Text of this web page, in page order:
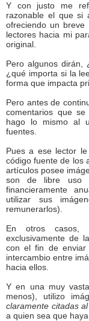
Y con justo me
razonable el que si
ofreciendo un
lectores hacia mi
original.
Pero algunos dirán,
¿qué importa si la
forma que impacta
Pero antes de
comentarios que
hago lo mismo al
fuentes.
Pues a ese lector
código fuente de los
artículos posee
son de libre uso
financieramente
utilizar sus
remunerarlos).
En otros casos,
exclusivamente de
con el fin de
intercambio entre
hacia ellos.
Y en una muy
menos), utilizo
claramente citadas
a quien sea que